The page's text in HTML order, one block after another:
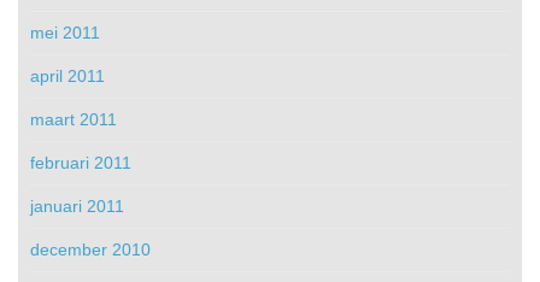
mei 2011
april 2011
maart 2011
februari 2011
januari 2011
december 2010